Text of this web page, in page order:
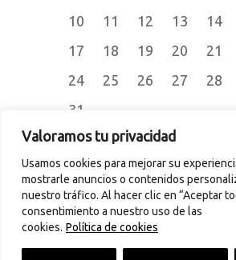
Valoramos tu privacidad
Usamos cookies para mejorar su
mostrarle anuncios o contenidos
nuestro tráfico. Al hacer clic en “Aceptar
consentimiento a nuestro uso de las
cookies. Política de cookies
10
11 12 13 14
17
18 19 20 21
24
25 26 27 28
31
« Jul
© 2015CERRAJERÍA